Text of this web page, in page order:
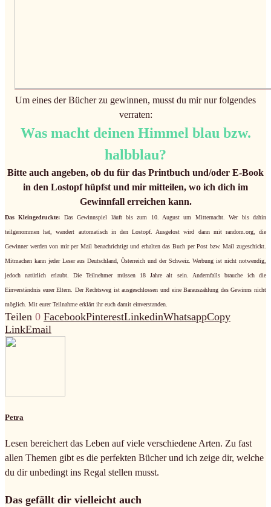
Um eines der Bücher zu gewinnen, musst du mir nur folgendes
verraten:
Was macht deinen Himmel blau bzw.
halbblau?
Bitte auch angeben, ob du für das Printbuch und/oder E-Book
in den Lostopf hüpfst und mir mitteilen, wo ich dich im
Gewinnfall erreichen kann.
Das Kleingedruckte: Das Gewinnspiel läuft bis zum 10. August um Mitternacht. Wer bis dahin
teilgenommen hat, wandert automatisch in den Lostopf. Ausgelost wird dann mit random.org, die
Gewinner werden von mir per Mail benachrichtigt und erhalten das Buch per Post bzw. Mail zugeschickt.
Mitmachen kann jeder Leser aus Deutschland, Österreich und der Schweiz. Werbung ist nicht notwendig,
jedoch natürlich erlaubt. Die Teilnehmer müssen 18 Jahre alt sein. Andernfalls brauche ich die
Einverständnis eurer Eltern. Der Rechtsweg ist ausgeschlossen und eine Barauszahlung des Gewinns nicht
möglich. Mit eurer Teilnahme erklärt ihr euch damit einverstanden.
Teilen 0 FacebookPinterestLinkedinWhatsappCopy
LinkEmail
Petra
Lesen bereichert das Leben auf viele verschiedene Arten. Zu fast
allen Themen gibt es die perfekten Bücher und ich zeige dir, welche
du dir unbedingt ins Regal stellen musst.
Das gefällt dir vielleicht auch